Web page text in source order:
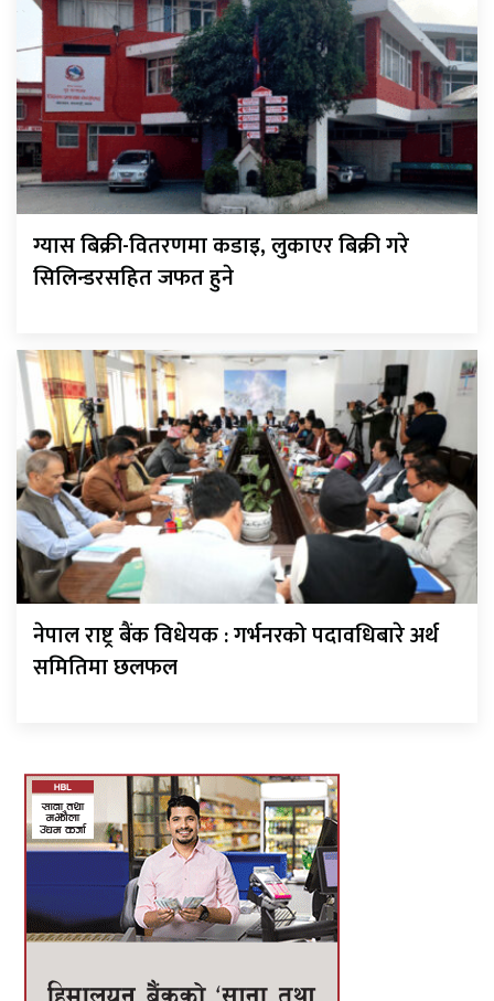
ग्यास बिक्री-वितरणमा कडाइ, लुकाएर बिक्री गरे
सिलिन्डरसहित जफत हुने
नेपाल राष्ट्र बैंक विधेयक : गर्भनरको पदावधिबारे अर्थ
समितिमा छलफल